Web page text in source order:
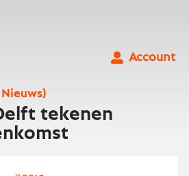
Account
tekenen